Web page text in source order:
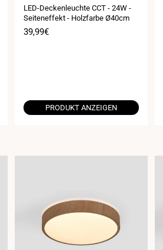
LED-Deckenleuchte CCT - 24W -
Seiteneffekt - Holzfarbe Ø40cm
Verkaufspreis
39,99€
PRODUKT ANZEIGEN